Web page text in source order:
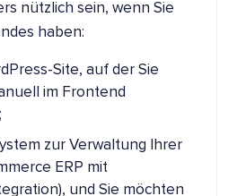
nützlich sein, wenn Sie
haben:
Site, auf der Sie
im Frontend
zur Verwaltung Ihrer
ERP mit
und Sie möchten